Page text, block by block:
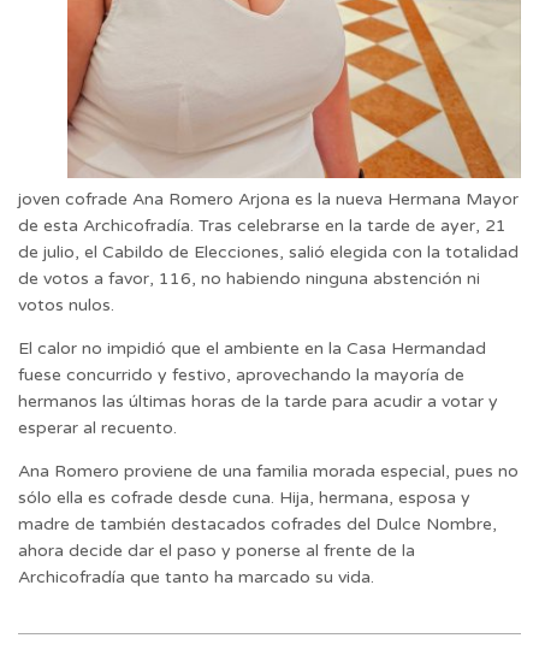
joven cofrade Ana Romero Arjona es la nueva Hermana Mayor
de esta Archicofradía. Tras celebrarse en la tarde de ayer, 21
de julio, el Cabildo de Elecciones, salió elegida con la totalidad
de votos a favor, 116, no habiendo ninguna abstención ni
votos nulos.
El calor no impidió que el ambiente en la Casa Hermandad
fuese concurrido y festivo, aprovechando la mayoría de
hermanos las últimas horas de la tarde para acudir a votar y
esperar al recuento.
Ana Romero proviene de una familia morada especial, pues no
sólo ella es cofrade desde cuna. Hija, hermana, esposa y
madre de también destacados cofrades del Dulce Nombre,
ahora decide dar el paso y ponerse al frente de la
Archicofradía que tanto ha marcado su vida.